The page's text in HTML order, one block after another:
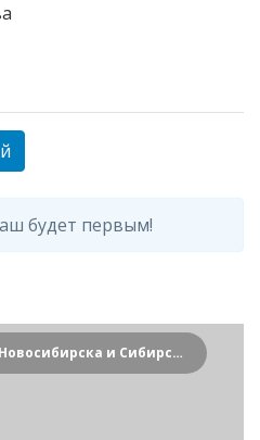
будет первым!
Криминальные новости Новосибирска и Сибирского региона